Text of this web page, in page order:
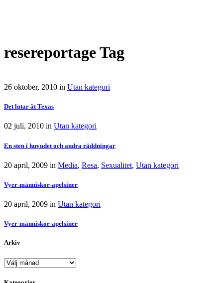
resereportage Tag
26 oktober, 2010 in Utan kategori
Det lutar åt Texas
02 juli, 2010 in Utan kategori
En sten i huvudet och andra räddningar
20 april, 2009 in Media, Resa, Sexualitet, Utan kategori
Vyer-människor-apelsiner
20 april, 2009 in Utan kategori
Vyer-människor-apelsiner
Arkiv
Arkiv